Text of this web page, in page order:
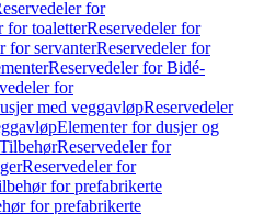
for
for toaletterReservedeler for
for servanterReservedeler for
Reservedeler for Bidé-
for
med veggavløpReservedeler
Elementer for dusjer og
TilbehørReservedeler for
Reservedeler for
for prefabrikerte
for prefabrikerte